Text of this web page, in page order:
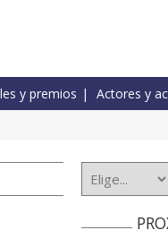
y premios Actores y